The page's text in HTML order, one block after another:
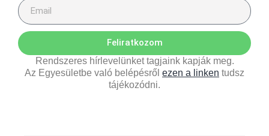
Feliratkozom
Rendszeres hírlevelünket tagjaink kapják meg.
Az Egyesületbe való belépésről ezen a linken tudsz
tájékozódni.